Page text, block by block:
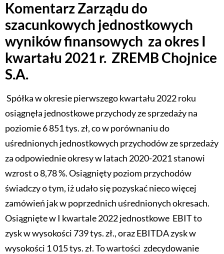
Komentarz Zarządu do
szacunkowych jednostkowych
wyników finansowych za okres I
kwartału 2021 r. ZREMB Chojnice
S.A.
Spółka w okresie pierwszego kwartału 2022 roku
osiągnęła jednostkowe przychody ze sprzedaży na
poziomie 6 851 tys. zł, co w porównaniu do
uśrednionych jednostkowych przychodów ze sprzedaży
za odpowiednie okresy w latach 2020-2021 stanowi
wzrost o 8,78 %. Osiągnięty poziom przychodów
świadczy o tym, iż udało się pozyskać nieco więcej
zamówień jak w poprzednich uśrednionych okresach.
Osiągnięte w I kwartale 2022 jednostkowe EBIT to
zysk w wysokości 739 tys. zł., oraz EBITDA zysk w
wysokości 1 015 tys. zł. To wartości zdecydowanie